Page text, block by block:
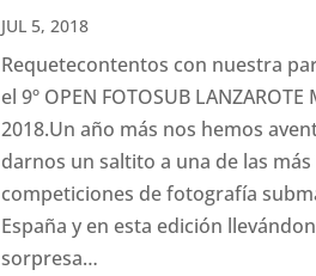
JUL 5, 2018
Requetecontentos con nuestra
el 9º OPEN FOTOSUB LANZAROTE
2018.Un año más nos hemos
darnos un saltito a una de las
competiciones de fotografía
España y en esta edición
sorpresa…